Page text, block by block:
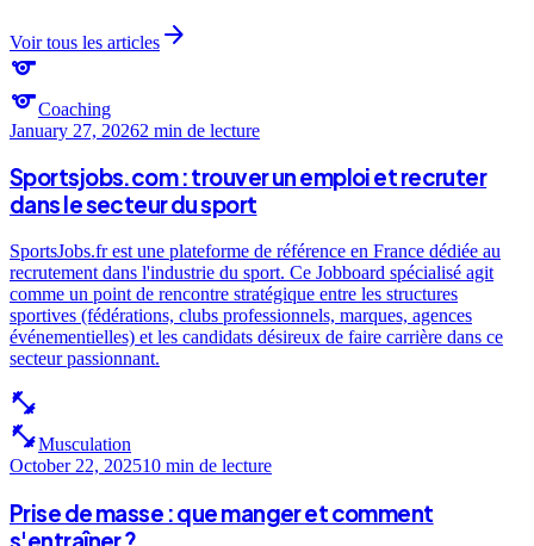
Voir tous les articles arrow_forward
sports
sportsCoaching
January 27, 20262 min de lecture
Sportsjobs.com : trouver un emploi et recruter
dans le secteur du sport
SportsJobs.fr est une plateforme de référence en France dédiée au
recrutement dans l'industrie du sport. Ce Jobboard spécialisé agit
comme un point de rencontre stratégique entre les structures
sportives (fédérations, clubs professionnels, marques, agences
événementielles) et les candidats désireux de faire carrière dans ce
secteur passionnant.
fitness_center
fitness_centerMusculation
October 22, 202510 min de lecture
Prise de masse : que manger et comment